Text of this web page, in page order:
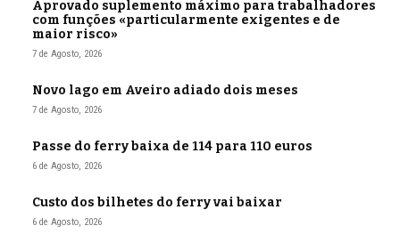
Aprovado suplemento máximo para trabalhadores
com funções «particularmente exigentes e de
maior risco»
7 de Agosto, 2026
Novo lago em Aveiro adiado dois meses
7 de Agosto, 2026
Passe do ferry baixa de 114 para 110 euros
6 de Agosto, 2026
Custo dos bilhetes do ferry vai baixar
6 de Agosto, 2026